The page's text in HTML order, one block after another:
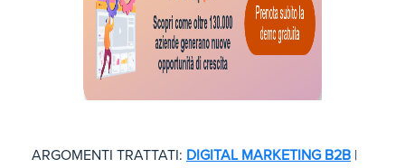
ARGOMENTI TRATTATI: DIGITAL MARKETING B2B |